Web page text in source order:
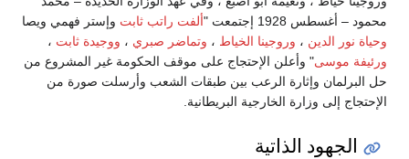
محمود – أغسطس 1928 إجتمعت "
ألفت راتب ثابت وإستر فهمي ويصا
وحياة نور الدين ، وروجينا الخياط ، وتماضر صبري ، ووجيدة ثابت ،
ورئيفة موسى" وأعلن الإحتجاج على موقف الحكومة غير المشروع من
حل البرلمان وإثارة الرعب بين طبقات الشعب وأرسلت صورة من
الإحتجاج إلى وزارة الخارجية البريطانية.
الجهود الذاتية